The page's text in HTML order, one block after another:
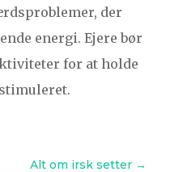
der
energi. Ejere bør
for at holde
Alt om irsk setter →